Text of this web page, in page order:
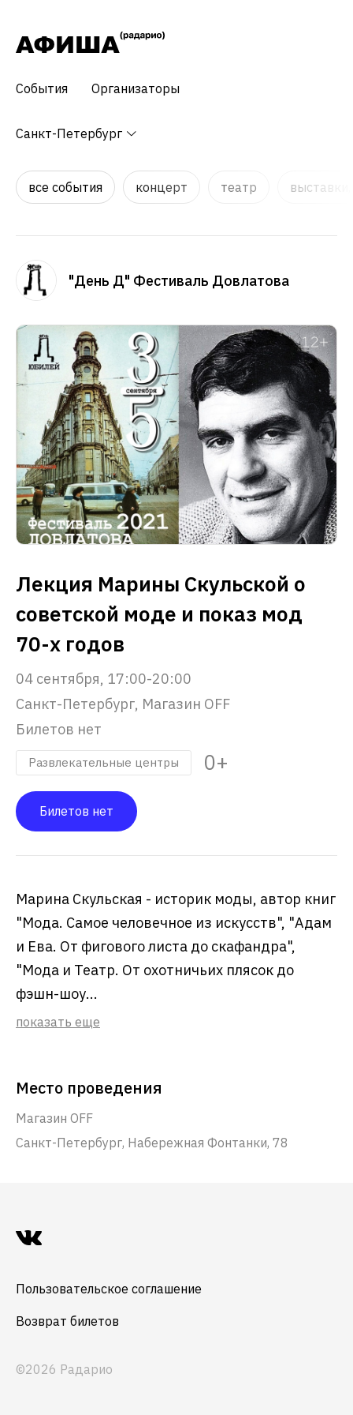
События Организаторы
Санкт-Петербург
все события концерт театр
"День Д" Фестиваль Довлатова
Лекция Марины Скульской о
советской моде и показ мод
70-х годов
04 сентября, 17:00-20:00
Санкт-Петербург, Магазин OFF
Билетов нет
Развлекательные центры 0+
Билетов нет
Марина Скульская - историк моды, автор книг
"Мода. Самое человечное из искусств", "Адам
и Ева. От фигового листа до скафандра",
"Мода и Театр. От охотничьих плясок до
фэшн-шоу...
показать еще
Место проведения
Магазин OFF
Санкт-Петербург, Набережная Фонтанки, 78
Пользовательское соглашение
Возврат билетов
©2026 Радарио